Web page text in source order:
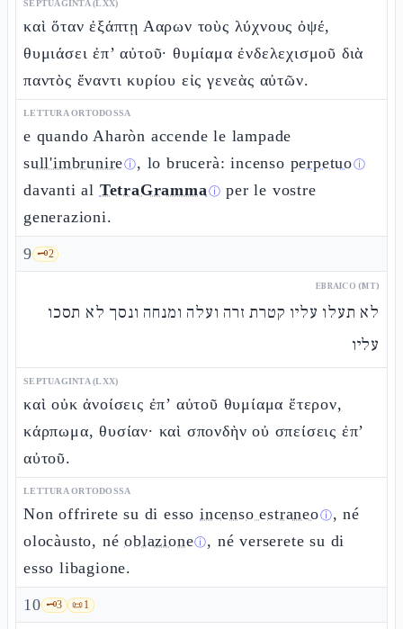
SEPTUAGINTA (LXX)
καὶ ὅταν ἐξάπτῃ Ααρων τοὺς λύχνους ὀψέ,
θυμιάσει ἐπ’ αὐτοῦ· θυμίαμα ἐνδελεχισμοῦ διὰ
παντὸς ἔναντι κυρίου εἰς γενεὰς αὐτῶν.
LETTURA ORTODOSSA
e quando Aharòn accende le lampade
sull'imbrunireⓘ, lo brucerà: incenso perpetuoⓘ
davanti al TetraGrammaⓘ per le vostre
generazioni.
9 🗝️2
EBRAICO (MT)
לא תעלו עליו קטרת זרה ועלה ומנחה ונסך לא תסכו
עליו
SEPTUAGINTA (LXX)
καὶ οὐκ ἀνοίσεις ἐπ’ αὐτοῦ θυμίαμα ἕτερον,
κάρπωμα, θυσίαν· καὶ σπονδὴν οὐ σπείσεις ἐπ’
αὐτοῦ.
LETTURA ORTODOSSA
Non offrirete su di essoincenso estraneoⓘ, né
olocàusto, néoblazioneⓘ, né verserete su di
esso libagione.
10 🗝️3 📜1